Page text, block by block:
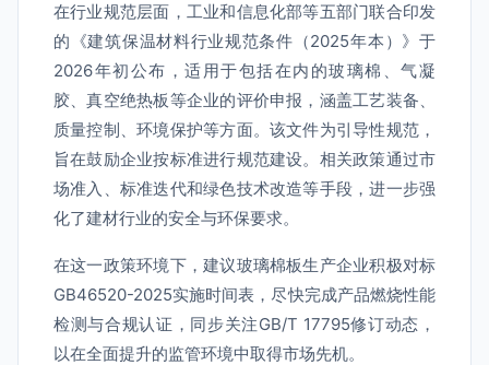
在行业规范层面，工业和信息化部等五部门联合印发
的《建筑保温材料行业规范条件（2025年本）》于
2026年初公布，适用于包括在内的玻璃棉、气凝
胶、真空绝热板等企业的评价申报，涵盖工艺装备、
质量控制、环境保护等方面。该文件为引导性规范，
旨在鼓励企业按标准进行规范建设。相关政策通过市
场准入、标准迭代和绿色技术改造等手段，进一步强
化了建材行业的安全与环保要求。
在这一政策环境下，建议玻璃棉板生产企业积极对标
GB46520-2025实施时间表，尽快完成产品燃烧性能
检测与合规认证，同步关注GB/T 17795修订动态，
以在全面提升的监管环境中取得市场先机。